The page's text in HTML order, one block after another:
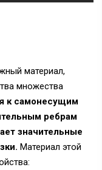
материал,
множества
к самонесущим
ребрам
значительные
Материал этой